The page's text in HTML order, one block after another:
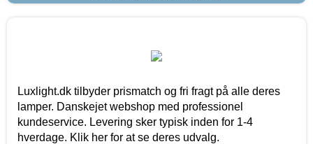
Luxlight.dk tilbyder prismatch og fri fragt på alle deres
lamper. Danskejet webshop med professionel
kundeservice. Levering sker typisk inden for 1-4
hverdage. Klik her for at se deres udvalg.